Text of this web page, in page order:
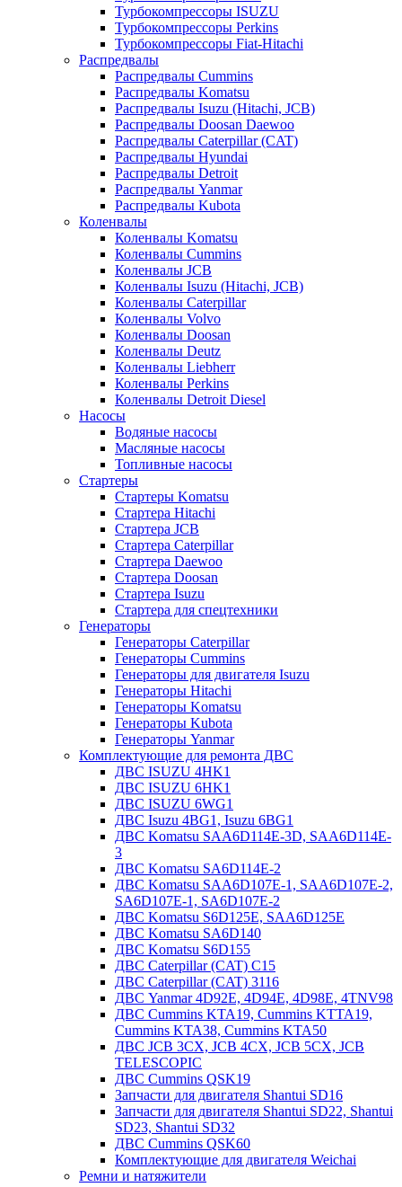
Турбокомпрессоры ISUZU
Турбокомпрессоры Perkins
Турбокомпрессоры Fiat-Hitachi
Распредвалы
Распредвалы Cummins
Распредвалы Komatsu
Распредвалы Isuzu (Hitachi, JCB)
Распредвалы Doosan Daewoo
Распредвалы Caterpillar (CAT)
Распредвалы Hyundai
Распредвалы Detroit
Распредвалы Yanmar
Распредвалы Kubota
Коленвалы
Коленвалы Komatsu
Коленвалы Cummins
Коленвалы JCB
Коленвалы Isuzu (Hitachi, JCB)
Коленвалы Caterpillar
Коленвалы Volvo
Коленвалы Doosan
Коленвалы Deutz
Коленвалы Liebherr
Коленвалы Perkins
Коленвалы Detroit Diesel
Насосы
Водяные насосы
Масляные насосы
Топливные насосы
Стартеры
Стартеры Komatsu
Стартера Hitachi
Стартера JCB
Стартера Caterpillar
Стартера Daewoo
Стартера Doosan
Стартера Isuzu
Стартера для спецтехники
Генераторы
Генераторы Caterpillar
Генераторы Cummins
Генераторы для двигателя Isuzu
Генераторы Hitachi
Генераторы Komatsu
Генераторы Kubota
Генераторы Yanmar
Комплектующие для ремонта ДВС
ДВС ISUZU 4HK1
ДВС ISUZU 6HK1
ДВС ISUZU 6WG1
ДВС Isuzu 4BG1, Isuzu 6BG1
ДВС Komatsu SAA6D114E-3D, SAA6D114E-
3
ДВС Komatsu SA6D114E-2
ДВС Komatsu SAA6D107E-1, SAA6D107E-2,
SA6D107E-1, SA6D107E-2
ДВС Komatsu S6D125E, SAA6D125E
ДВС Komatsu SA6D140
ДВС Komatsu S6D155
ДВС Caterpillar (CAT) C15
ДВС Caterpillar (CAT) 3116
ДВС Yanmar 4D92E, 4D94E, 4D98E, 4TNV98
ДВС Cummins KTA19, Cummins KTTA19,
Cummins KTA38, Cummins KTA50
ДВС JCB 3CX, JCB 4CX, JCB 5CX, JCB
TELESCOPIC
ДВС Cummins QSK19
Запчасти для двигателя Shantui SD16
Запчасти для двигателя Shantui SD22, Shantui
SD23, Shantui SD32
ДВС Cummins QSK60
Комплектующие для двигателя Weichai
Ремни и натяжители